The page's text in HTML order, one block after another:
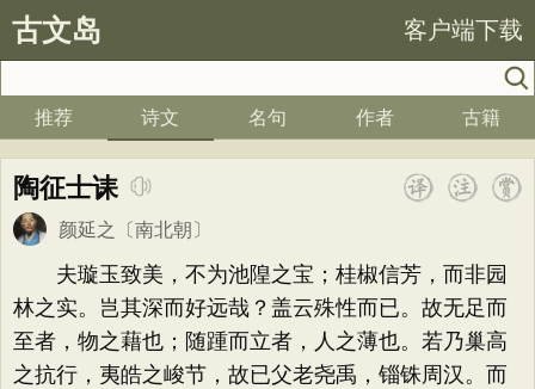
古文岛 客户端下载
推荐 诗文 名句 作者 古籍
陶征士诔
颜延之 〔南北朝〕
夫璇玉致美，不为池隍之宝；桂椒信芳，而非园
林之实。岂其深而好远哉？盖云殊性而已。故无足而
至者，物之藉也；随踵而立者，人之薄也。若乃巢高
之抗行，夷皓之峻节，故已父老尧禹，锱铢周汉。而